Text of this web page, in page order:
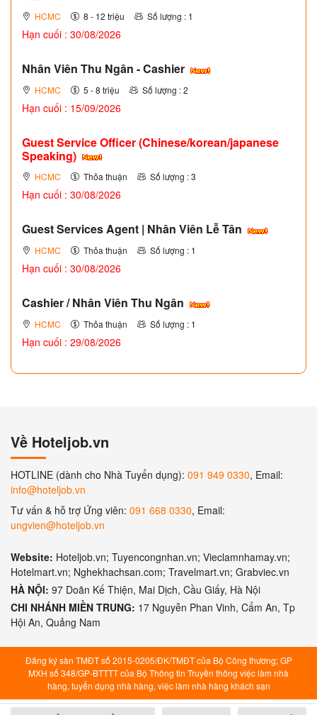
HCMC 8 - 12 triệu Số lượng : 1
Hạn cuối : 30/08/2026
Nhân Viên Thu Ngân - Cashier
HCMC 5 - 8 triệu Số lượng : 2
Hạn cuối : 15/09/2026
Guest Service Officer (Chinese/korean/japanese
Speaking)
HCMC Thỏa thuận Số lượng : 3
Hạn cuối : 30/08/2026
Guest Services Agent | Nhân Viên Lễ Tân
HCMC Thỏa thuận Số lượng : 1
Hạn cuối : 30/08/2026
Cashier / Nhân Viên Thu Ngân
HCMC Thỏa thuận Số lượng : 1
Hạn cuối : 29/08/2026
Về Hoteljob.vn
HOTLINE (dành cho Nhà Tuyển dụng): 091 949 0330, Email:
info@hoteljob.vn
Tư vấn & hỗ trợ Ứng viên: 091 668 0330, Email:
ungvien@hoteljob.vn
Website: Hoteljob.vn; Tuyencongnhan.vn; Vieclamnhamay.vn;
Hotelmart.vn; Nghekhachsan.com; Travelmart.vn; Grabviec.vn
HÀ NỘI: 97 Doãn Kế Thiện, Mai Dịch, Cầu Giấy, Hà Nội
CHI NHÁNH MIỀN TRUNG: 17 Nguyễn Phan Vinh, Cẩm An, Tp
Hội An, Quảng Nam
Đăng ký sàn TMĐT số 2015-0205/ĐK/TMĐT của Bộ Công thương; GP
MXH số 348/GP-BTTTT của Bộ Thông tin Truyền thông việc làm nhà
hàng, tuyển dụng nhà hàng, việc làm nhà hàng khách sạn